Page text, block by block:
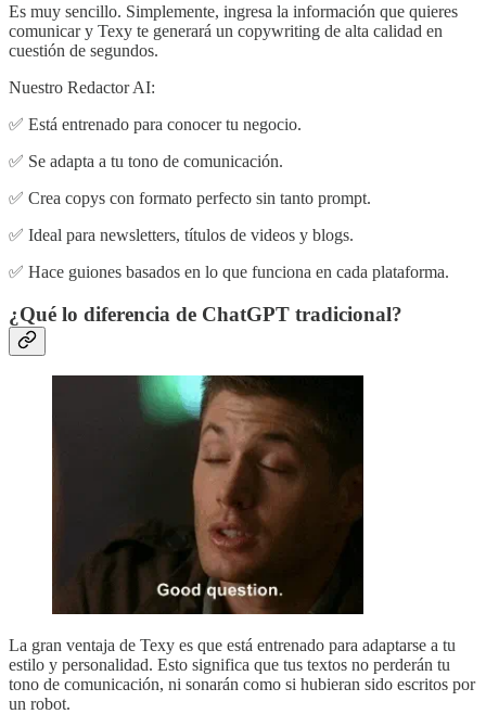
Es muy sencillo. Simplemente, ingresa la información que quieres
comunicar y Texy te generará un copywriting de alta calidad en
cuestión de segundos.
Nuestro Redactor AI:
✅ Está entrenado para conocer tu negocio.
✅ Se adapta a tu tono de comunicación.
✅ Crea copys con formato perfecto sin tanto prompt.
✅ Ideal para newsletters, títulos de videos y blogs.
✅ Hace guiones basados en lo que funciona en cada plataforma.
¿Qué lo diferencia de ChatGPT tradicional?
La gran ventaja de Texy es que está entrenado para adaptarse a tu
estilo y personalidad. Esto significa que tus textos no perderán tu
tono de comunicación, ni sonarán como si hubieran sido escritos por
un robot.